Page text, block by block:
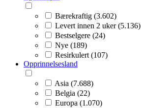
Bærekraftig (3.602)
Levert innen 2 uker (5.136)
Bestselgere (24)
Nye (189)
Resirkulert (107)
Opprinnelsesland
Asia (7.688)
Belgia (22)
Europa (1.070)